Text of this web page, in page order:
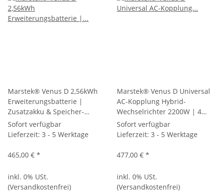
Marstek® Venus D 2,56kWh
Erweiterungsbatterie |
Zusatzakku & Speicher-
Erweiterung für
Balkonkraftwerk
Sofort verfügbar
Lieferzeit: 3 - 5 Werktage
465,00 € *
inkl. 0% USt.
(Versandkostenfrei)
Marstek® Venus D Universal
AC-Kopplung Hybrid-
Wechselrichter 2200W | 4
MPPT Solar-Steuergerät für
Balkonkraftwerk (ohne
Sofort verfügbar
Lieferzeit: 3 - 5 Werktage
477,00 € *
inkl. 0% USt.
(Versandkostenfrei)